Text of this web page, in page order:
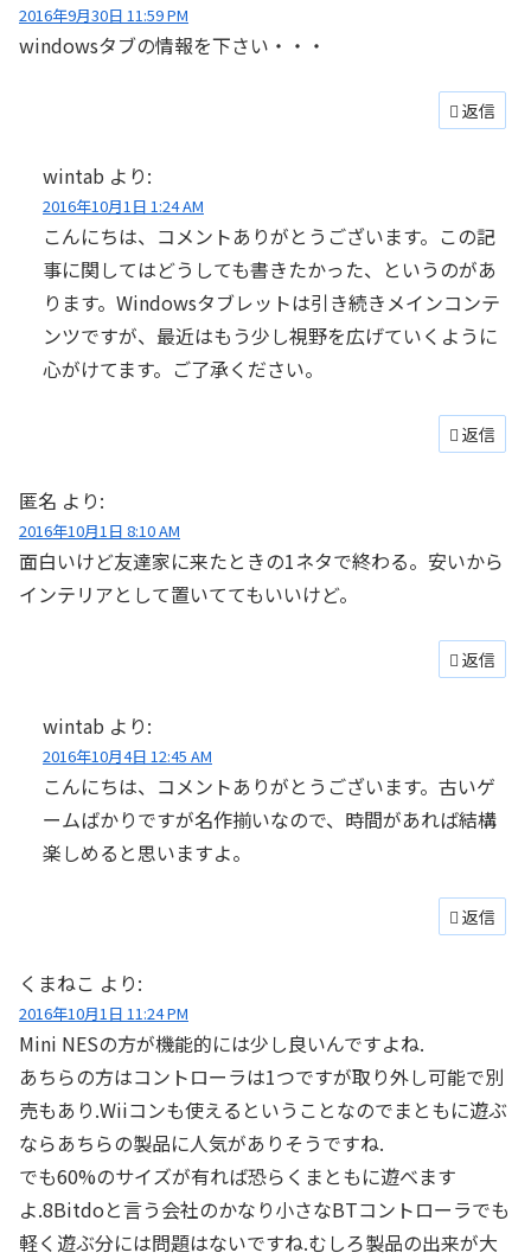
2016年9月30日 11:59 PM
windowsタブの情報を下さい・・・
返信
wintab より:
2016年10月1日 1:24 AM
こんにちは、コメントありがとうございます。この記
事に関してはどうしても書きたかった、というのがあ
ります。Windowsタブレットは引き続きメインコンテ
ンツですが、最近はもう少し視野を広げていくように
心がけてます。ご了承ください。
返信
匿名 より:
2016年10月1日 8:10 AM
面白いけど友達家に来たときの1ネタで終わる。安いから
インテリアとして置いててもいいけど。
返信
wintab より:
2016年10月4日 12:45 AM
こんにちは、コメントありがとうございます。古いゲ
ームばかりですが名作揃いなので、時間があれば結構
楽しめると思いますよ。
返信
くまねこ より:
2016年10月1日 11:24 PM
Mini NESの方が機能的には少し良いんですよね.
あちらの方はコントローラは1つですが取り外し可能で別
売もあり.Wiiコンも使えるということなのでまともに遊ぶ
ならあちらの製品に人気がありそうですね.
でも60%のサイズが有れば恐らくまともに遊べます
よ.8Bitdoと言う会社のかなり小さなBTコントローラでも
軽く遊ぶ分には問題はないですね.むしろ製品の出来が大